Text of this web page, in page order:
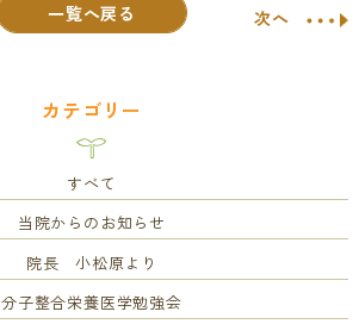
一覧へ戻る 次へ
カテゴリー
すべて
当院からのお知らせ
院長 小松原より
分子整合栄養医学勉強会